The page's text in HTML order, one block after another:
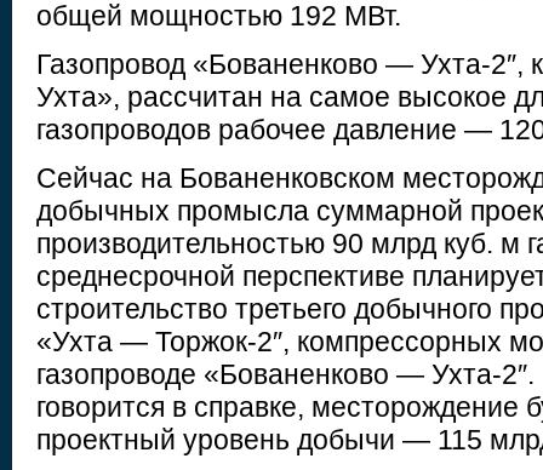
общей мощностью 192 МВт.
Газопровод «Бованенково — Ухта-2″,
Ухта», рассчитан на самое высокое
газопроводов рабочее давление —
Сейчас на Бованенковском
добычных промысла суммарной
производительностью 90 млрд куб. м
среднесрочной перспективе
строительство третьего добычного
«Ухта — Торжок-2″, компрессорных
газопроводе «Бованенково — Ухта-2″.
говорится в справке, месторождение
проектный уровень добычи — 115